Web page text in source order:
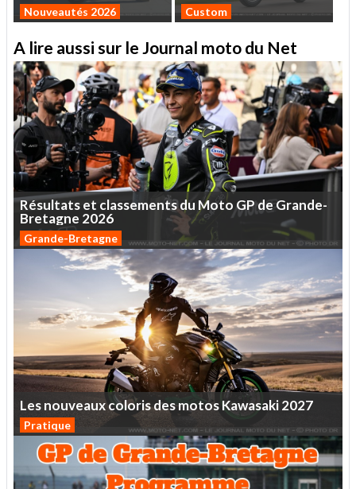
Nouveautés 2026
Custom
A lire aussi sur le Journal moto du Net
Résultatset classementsdu MotoGP deGrande-
Bretagne 2026
Grande-Bretagne
LesnouveauxcolorisdesmotosKawasaki2027
Pratique